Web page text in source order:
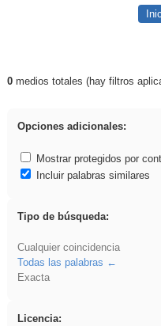
Resultados de:
0medios totales (hay filtros
Opciones adicionales:
Mostrar protegidos por
Incluir palabras similares
Tipo de búsqueda:
Cualquier coincidencia
Todas las palabras
Exacta
Licencia: